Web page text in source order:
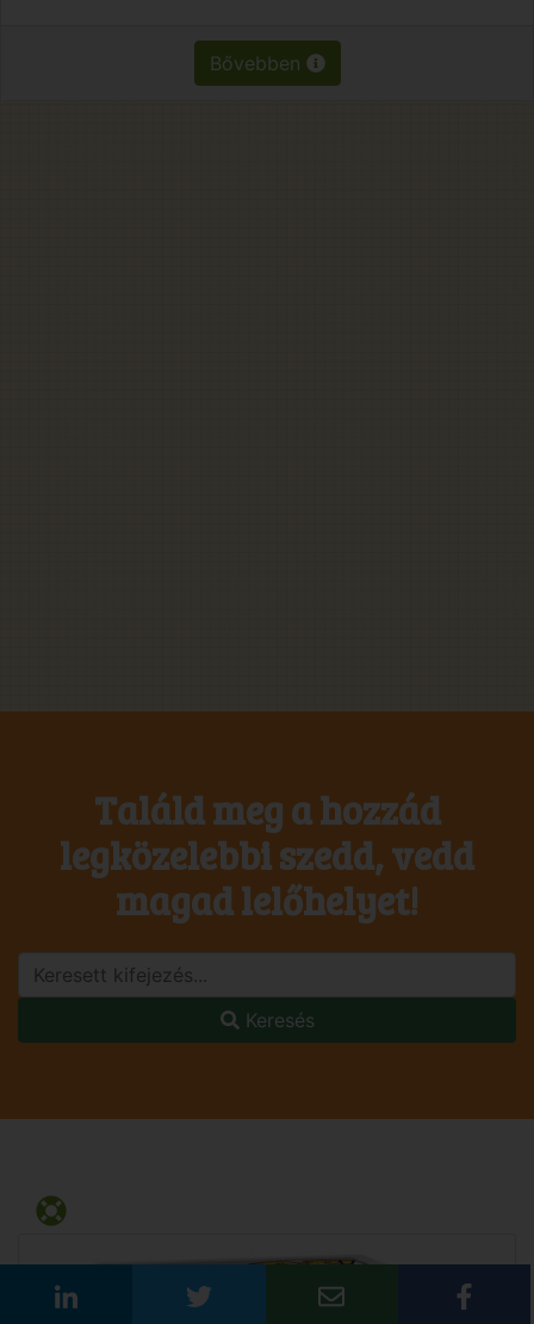
Bővebben
Találd meg a hozzád
legközelebbi szedd, vedd
magad lelőhelyet!
Keresés